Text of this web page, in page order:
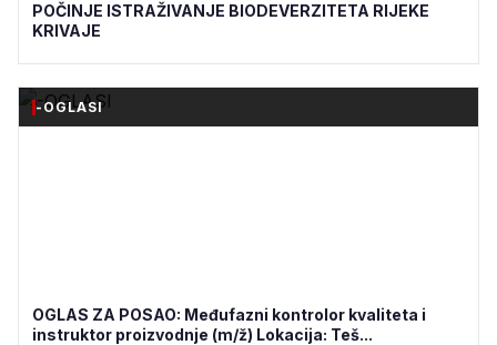
POČINJE ISTRAŽIVANJE BIODEVERZITETA RIJEKE
KRIVAJE
-OGLASI
OGLAS ZA POSAO: Međufazni kontrolor kvaliteta i
instruktor proizvodnje (m/ž) Lokacija: Teš...